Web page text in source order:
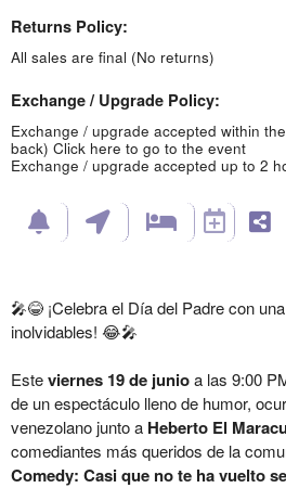
Returns Policy:
All sales are final (No returns)
Exchange / Upgrade Policy:
Exchange / upgrade accepted within
back) Click here to go to the event
Exchange / upgrade accepted up to 2
🎤😂 ¡Celebra el Día del Padre con
inolvidables! 😂🎤
Esteviernes 19 de junioa las 9:00
de un espectáculo lleno de humor,
venezolano junto a Heberto El
comediantes más queridos de la
Comedy: Casi que no te ha vuelto